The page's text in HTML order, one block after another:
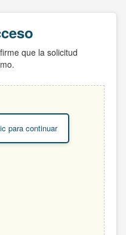
que la solicitud
para continuar